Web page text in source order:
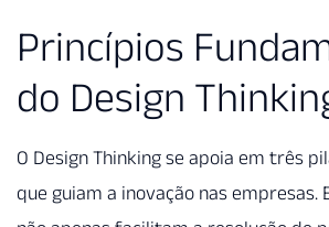
Princípios
do Design
O Design Thinking se apoia em três
que guiam a inovação nas empresas.